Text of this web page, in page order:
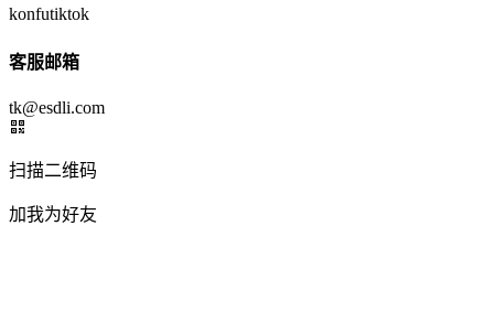
konfutiktok
客服邮箱
tk@esdli.com
扫描二维码
加我为好友